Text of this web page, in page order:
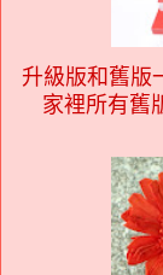
升級版和舊版
家裡所有舊